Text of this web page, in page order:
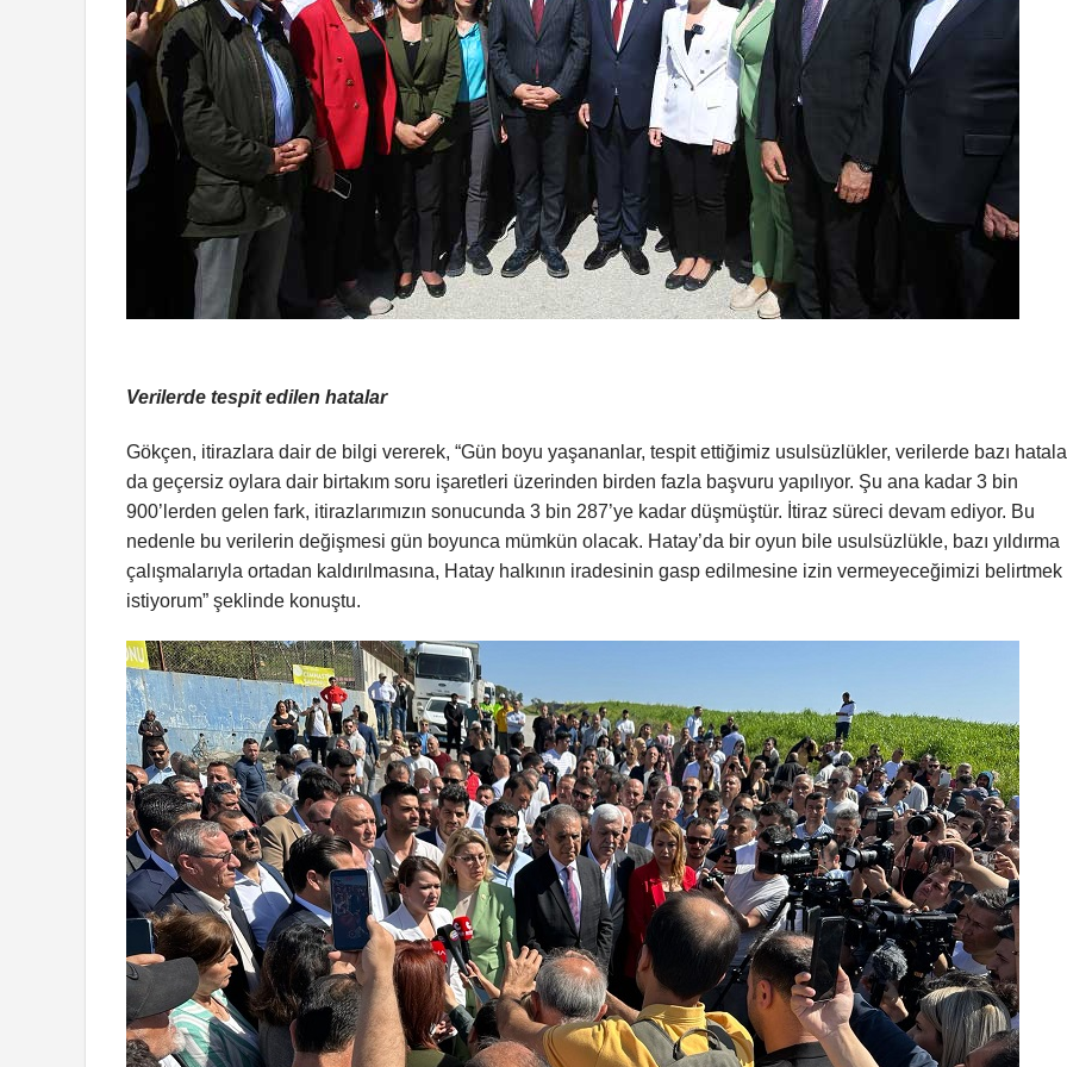
Verilerde tespit edilen hatalar
Gökçen, itirazlara dair de bilgi vererek, “Gün boyu yaşananlar, tespit ettiğimiz usulsüzlükler, verilerde bazı
da geçersiz oylara dair birtakım soru işaretleri üzerinden birden fazla başvuru yapılıyor. Şu ana kadar 3 bin
900’lerden gelen fark, itirazlarımızın sonucunda 3 bin 287’ye kadar düşmüştür. İtiraz süreci devam ediyor. Bu
nedenle bu verilerin değişmesi gün boyunca mümkün olacak. Hatay’da bir oyun bile usulsüzlükle, bazı yıldırma
çalışmalarıyla ortadan kaldırılmasına, Hatay halkının iradesinin gasp edilmesine izin vermeyeceğimizi belirtmek
istiyorum” şeklinde konuştu.